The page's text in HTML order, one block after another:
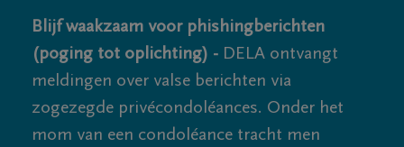
Blijf waakzaam voor phishingberichten
(poging tot oplichting) - DELA ontvangt
meldingen over valse berichten via
zogezegde privécondoléances. Onder het
mom van een condoléance tracht men